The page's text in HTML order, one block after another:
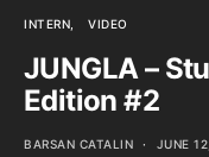
INTERN VIDEO
JUNGLA –
Edition #2
BARSAN CATALIN JUNE